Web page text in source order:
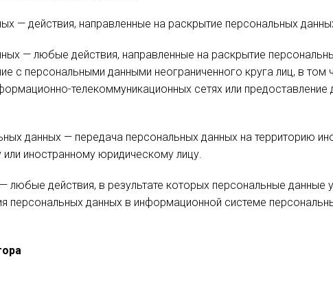
— действия, направленные на раскрытие персональных
— любые действия, направленные на раскрытие
с персональными данными неограниченного круга лиц, в
телекоммуникационных сетях или
данных — передача персональных данных на территорию
иностранному юридическому лицу.
любые действия, в результате которых персональные
персональных данных в информационной системе